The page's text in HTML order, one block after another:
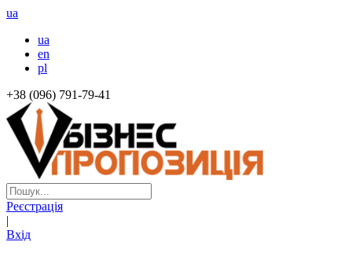
ua
ua
en
pl
+38 (096) 791-79-41
Реєстрація
|
Вхід